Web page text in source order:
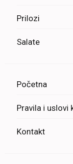
Prilozi
Salate
Početna
Pravila i uslovi
Kontakt